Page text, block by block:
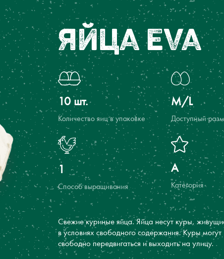
ЯЙЦА EVA
10 шт.
Количество яиц в упаковке
M/L
Доступный
1
Способ выращивания
A
Категория
Свежие куриные яйца. Яйца несут куры,
в условиях свободного содержания. Куры могут
свободно передвигаться и выходить на улицу.